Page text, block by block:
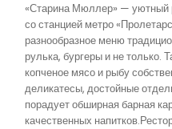
«Старина Мюллер» — уютный
со станцией метро
разнообразное меню
рулька, бургеры и не только.
копченое мясо и рыбу
деликатесы, достойные
порадует обширная барная
качественных